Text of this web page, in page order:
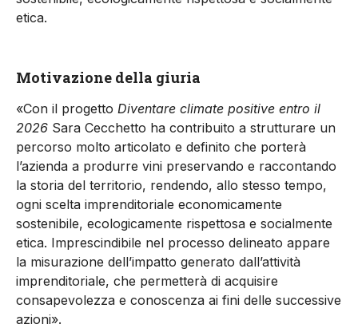
etica.
Motivazione della giuria
«Con il progetto Diventare climate positive entro il
2026 Sara Cecchetto ha contribuito a strutturare un
percorso molto articolato e definito che porterà
l’azienda a produrre vini preservando e raccontando
la storia del territorio, rendendo, allo stesso tempo,
ogni scelta imprenditoriale economicamente
sostenibile, ecologicamente rispettosa e socialmente
etica. Imprescindibile nel processo delineato appare
la misurazione dell’impatto generato dall’attività
imprenditoriale, che permetterà di acquisire
consapevolezza e conoscenza ai fini delle successive
azioni».